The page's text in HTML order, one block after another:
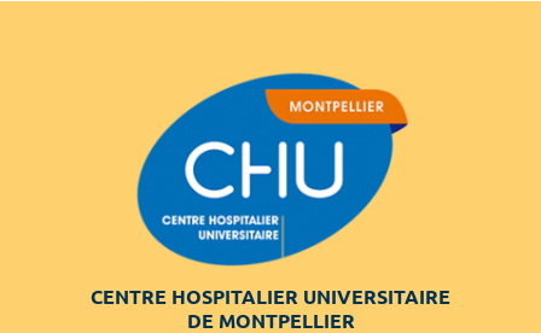
CENTRE HOSPITALIER UNIVERSITAIRE
DE MONTPELLIER